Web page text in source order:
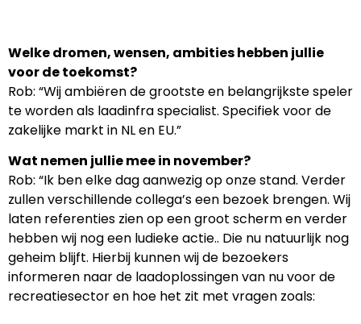
Welke dromen, wensen, ambities hebben jullie
voor de toekomst?
Rob: “Wij ambiëren de grootste en belangrijkste speler
te worden als laadinfra specialist. Specifiek voor de
zakelijke markt in NL en EU.”
Wat nemen jullie mee in november?
Rob: “Ik ben elke dag aanwezig op onze stand. Verder
zullen verschillende collega’s een bezoek brengen. Wij
laten referenties zien op een groot scherm en verder
hebben wij nog een ludieke actie.. Die nu natuurlijk nog
geheim blijft. Hierbij kunnen wij de bezoekers
informeren naar de laadoplossingen van nu voor de
recreatiesector en hoe het zit met vragen zoals: